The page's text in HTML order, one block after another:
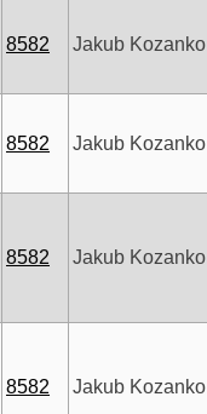
8582 Jakub Kozanko
8582 Jakub Kozanko
8582 Jakub Kozanko
8582 Jakub Kozanko